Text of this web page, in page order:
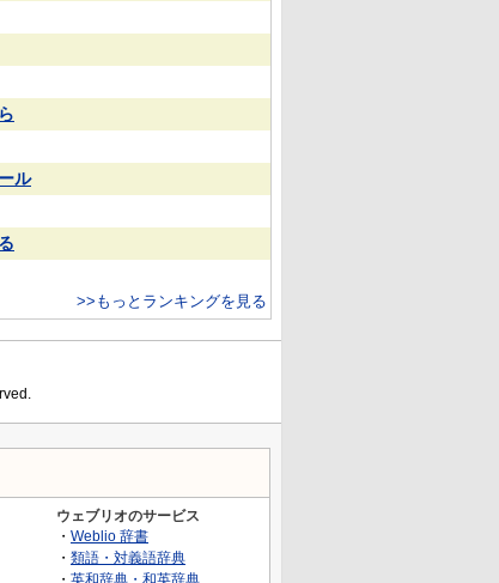
ル
>>もっとランキングを見る
ウェブリオのサービス
・ Weblio 辞書
・ 類語・対義語辞典
・ 英和辞典・和英辞典